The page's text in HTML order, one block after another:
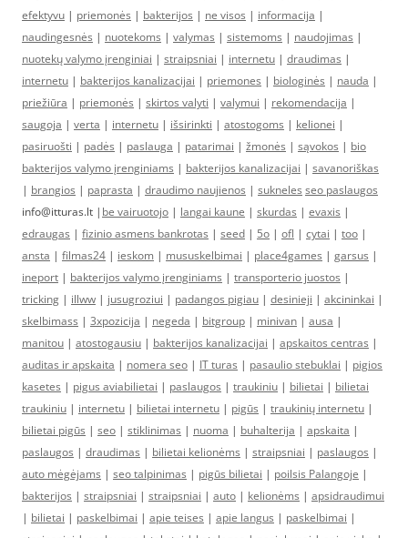
efektyvu | priemonės | bakterijos | ne visos | informacija |
naudingesnės | nuotekoms | valymas | sistemoms | naudojimas |
nuotekų valymo įrenginiai | straipsniai | internetu | draudimas |
internetu | bakterijos kanalizacijai | priemones | biologinės | nauda |
priežiūra | priemonės | skirtos valyti | valymui | rekomendacija |
saugoja | verta | internetu | išsirinkti | atostogoms | kelionei |
pasiruošti | padės | paslauga | patarimai | žmonės | sąvokos | bio
bakterijos valymo įrenginiams | bakterijos kanalizacijai | savanoriškas
| brangios | paprasta | draudimo naujienos | sukneles seo paslaugos
info@itturas.lt | be vairuotojo | langai kaune | skurdas | evaxis |
edraugas | fizinio asmens bankrotas | seed | 5o | ofl | cytai | too |
ansta | filmas24 | ieskom | mususkelbimai | place4games | garsus |
ineport | bakterijos valymo įrenginiams | transporterio juostos |
tricking | illww | jusugroziui | padangos pigiau | desinieji | akcininkai |
skelbimass | 3xpozicija | negeda | bitgroup | minivan | ausa |
manitou | atostogausiu | bakterijos kanalizacijai | apskaitos centras |
auditas ir apskaita | nomera seo | IT turas | pasaulio stebuklai | pigios
kasetes | pigus aviabilietai | paslaugos | traukiniu | bilietai | bilietai
traukiniu | internetu | bilietai internetu | pigūs | traukinių internetu |
bilietai pigūs | seo | stiklinimas | nuoma | buhalterija | apskaita |
paslaugos | draudimas | bilietai kelionėms | straipsniai | paslaugos |
auto mėgėjams | seo talpinimas | pigūs bilietai | poilsis Palangoje |
bakterijos | straipsniai | straipsniai | auto | kelionėms | apsidraudimui
| bilietai | paskelbimai | apie teises | apie langus | paskelbimai |